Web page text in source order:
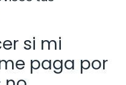
si mi
paga por